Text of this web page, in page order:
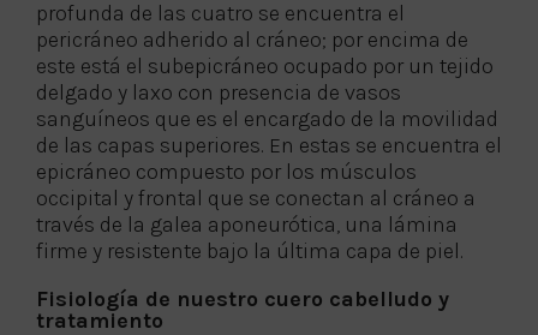
profunda de las cuatro se encuentra el
pericráneo adherido al cráneo; por encima de
este está el subepicráneo ocupado por un tejido
delgado y laxo con presencia de vasos
sanguíneos que es el encargado de la movilidad
de las capas superiores. En estas se encuentra el
epicráneo compuesto por los músculos
occipital y frontal que se conectan al cráneo a
través de la galea aponeurótica, una lámina
firme y resistente bajo la última capa de piel.
Fisiología de nuestro cuero cabelludo y
tratamiento